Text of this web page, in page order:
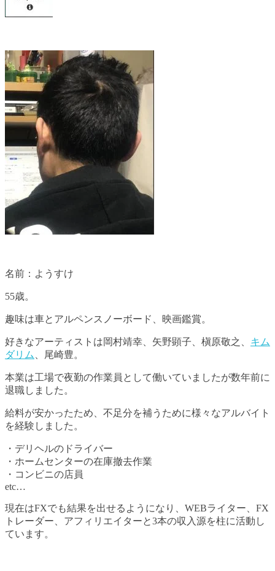
名前：ようすけ
55歳。
趣味は車とアルペンスノーボード、映画鑑賞。
好きなアーティストは岡村靖幸、矢野顕子、槇原敬之、 キム
ダリム
、尾崎豊。
本業は工場で夜勤の作業員として働いていましたが数年前に
退職しました。
給料が安かったため、不足分を補うために様々なアルバイト
を経験しました。
・デリヘルのドライバー
・ホームセンターの在庫撤去作業
・コンビニの店員
etc…
現在はFXでも結果を出せるようになり、WEBライター、FX
トレーダー、アフィリエイターと3本の収入源を柱に活動し
ています。